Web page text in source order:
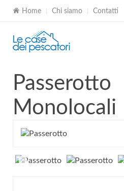
Home Chi siamo Contatti
Passerotto
Monolocali